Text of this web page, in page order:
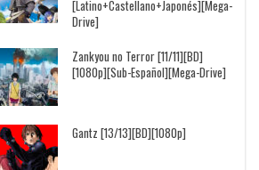
[Latino+Castellano+Japonés][Mega-
Drive]
Zankyou no Terror [11/11][BD]
[1080p][Sub-Español][Mega-Drive]
Gantz [13/13][BD][1080p]